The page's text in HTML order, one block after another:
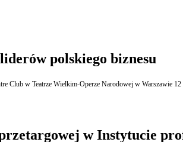
polskiego biznesu
Club w Teatrze Wielkim-Operze Narodowej w Warszawie
w Instytucie